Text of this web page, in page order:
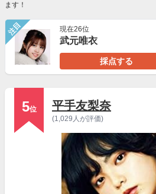
ます！
注目 現在26位
武元唯衣
採点する
5位 平手友梨奈
(1,029人が評価)